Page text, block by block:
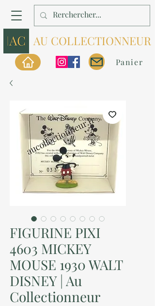
AU COLLECTIONNEUR
Panier
FIGURINE PIXI
4603 MICKEY
MOUSE 1930 WALT
DISNEY | Au
Collectionneur